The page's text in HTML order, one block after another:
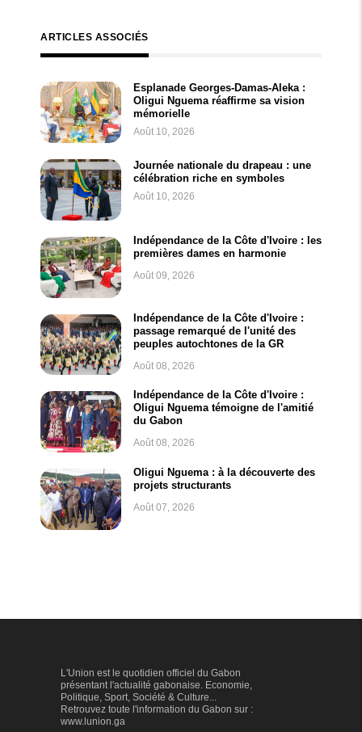
ARTICLES ASSOCIÉS
Esplanade Georges-Damas-Aleka :
Oligui Nguema réaffirme sa vision
mémorielle
Août 10, 2026
Journée nationale du drapeau : une
célébration riche en symboles
Août 10, 2026
Indépendance de la Côte d'Ivoire : les
premières dames en harmonie
Août 09, 2026
Indépendance de la Côte d'Ivoire :
passage remarqué de l'unité des
peuples autochtones de la GR
Août 08, 2026
Indépendance de la Côte d'Ivoire :
Oligui Nguema témoigne de l'amitié
du Gabon
Août 08, 2026
Oligui Nguema : à la découverte des
projets structurants
Août 07, 2026
L'Union est le quotidien officiel du Gabon
présentant l'actualité gabonaise. Economie,
Politique, Sport, Société & Culture...
Retrouvez toute l'information du Gabon sur :
www.lunion.ga